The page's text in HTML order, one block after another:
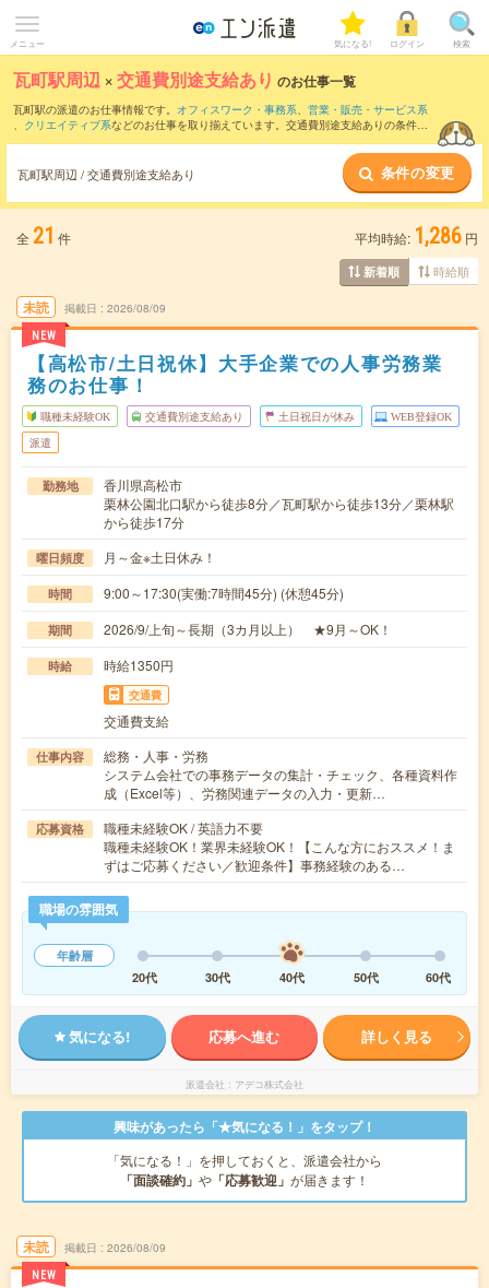
メニュー 気になる! ログイン 検索
瓦町駅周辺 ×交通費別途支給あり のお仕事一覧
瓦町駅の派遣のお仕事情報です。 オフィスワーク・事務系、 営業・販売・サービス系
、 クリエイティブ系などのお仕事を取り揃えています。交通費別途支給ありの条件の
瓦町駅周辺 / 交通費別途支給あり 条件の変更
全 21 件 平均時給: 1,286 円
新着順 時給順
未読
NEW
掲載日 2026/08/09
【高松市/土日祝休】大手企業での人事労務業
務のお仕事！
職種未経験OK 交通費別途支給あり 土日祝日が休み WEB登録OK
派遣
勤務地
香川県高松市
栗林公園北口駅から徒歩8分／瓦町駅から徒歩13分／栗林駅
から徒歩17分
曜日頻度 月～金※土日休み！
時間 9:00～17:30(実働:7時間45分) (休憩45分)
期間 2026/9/上旬～長期（3カ月以上） ★9月～OK！
時給 時給1350円
交通費
交通費支給
仕事内容
総務・人事・労務
システム会社での事務データの集計・チェック、各種資料作
成（Excel等）、労務関連データの入力・更新…
応募資格
職種未経験OK / 英語力不要
職種未経験OK！業界未経験OK！【こんな方におススメ！ま
ずはご応募ください／歓迎条件】事務経験のある…
職場の雰囲気
年齢層
20代
30代 40代 50代 60代
気になる! 応募へ進む 詳しく見る
派遣会社 アデコ株式会社
興味があったら「★気になる！」をタップ！
「気になる！」を押しておくと、派遣会社から
「面談確約」 や 「応募歓迎」 が届きます！
未読
NEW
掲載日 2026/08/09